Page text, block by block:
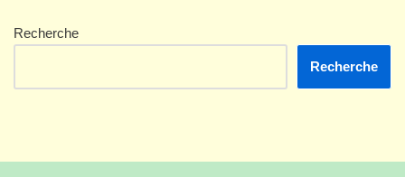
Recherche
Recherche